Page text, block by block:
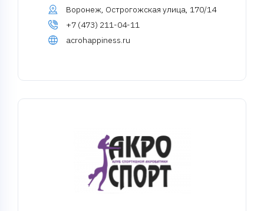
Воронеж, Острогожская улица, 170/14
+7 (473) 211-04-11
acrohappiness.ru